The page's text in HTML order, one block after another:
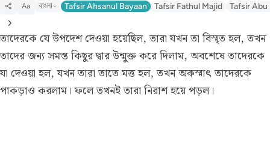
Aa বাংলা Tafsir Ahsanul Bayaan Tafsir Fathul Majid Tafsir Abu
তাদেরকে যে উপদেশ দেওয়া হয়েছিল, তারা যখন তা বিস্মৃত হল, তখন
তাদের জন্য সমস্ত কিছুর দ্বার উন্মুক্ত করে দিলাম, অবশেষে তাদেরকে
যা দেওয়া হল, যখন তারা তাতে মত্ত হল, তখন অকস্মাৎ তাদেরকে
পাকড়াও করলাম। ফলে তখনই তারা নিরাশ হয়ে পড়ল।